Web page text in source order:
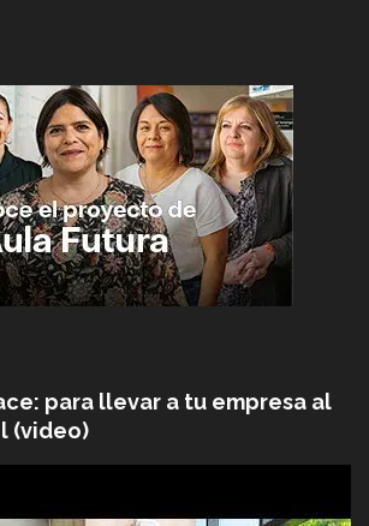
para llevar a tu empresa al
(video)